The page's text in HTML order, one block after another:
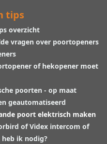
tips
overzicht
vragen over poortopeners
of hekopener moet
poorten - op maat
geautomatiseerd
poort elektrisch maken
of Videx intercom of
ik nodig?